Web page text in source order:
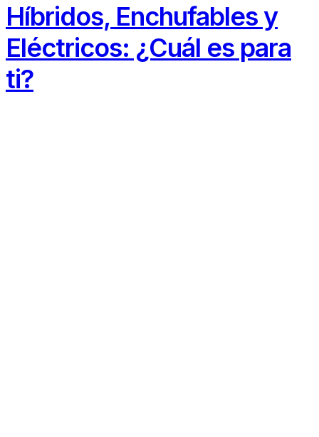
Híbridos, Enchufables y
Eléctricos: ¿Cuál es para
ti?